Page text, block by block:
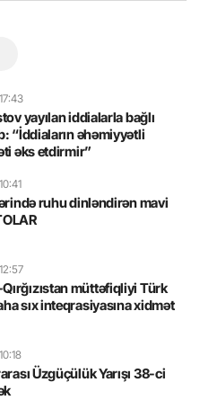
yayılan iddialarla bağlı
“İddiaların əhəmiyyətli
əks etdirmir”
ruhu dinləndirən mavi
müttəfiqliyi Türk
sıx inteqrasiyasına xidmət
Üzgüçülük Yarışı 38-ci